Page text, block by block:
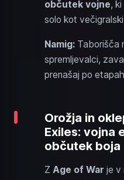
občutek vojne,
solo kot
Namig: Taborišča
spremljevalci,
prenašaj po
Orožja in
Exiles: vojna
občutek boja
Z Age of War je v